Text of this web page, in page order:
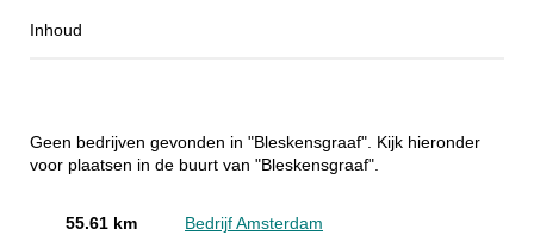
Inhoud
Geen bedrijven gevonden in "Bleskensgraaf". Kijk hieronder
voor plaatsen in de buurt van "Bleskensgraaf".
55.61 km Bedrijf Amsterdam